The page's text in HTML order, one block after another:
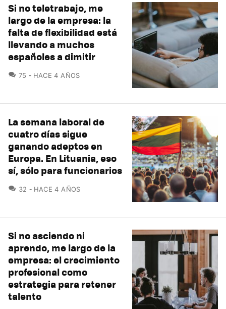
Si no teletrabajo, me
largo de la empresa: la
falta de flexibilidad está
llevando a muchos
españoles a dimitir
75 COMENTARIOS
HACE 4 AÑOS
La semana laboral de
cuatro días sigue
ganando adeptos en
Europa. En Lituania, eso
sí, sólo para funcionarios
32 COMENTARIOS
HACE 4 AÑOS
Si no asciendo ni
aprendo, me largo de la
empresa: el crecimiento
profesional como
estrategia para retener
talento